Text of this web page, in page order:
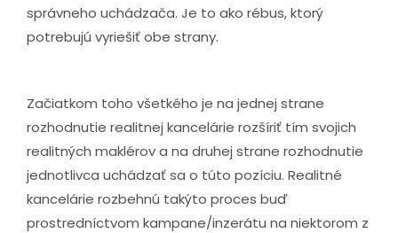
správneho uchádzača. Je to ako rébus, ktorý
potrebujú vyriešiť obe strany.
Začiatkom toho všetkého je na jednej strane
rozhodnutie realitnej kancelárie rozšíriť tím svojich
realitných maklérov a na druhej strane rozhodnutie
jednotlivca uchádzať sa o túto pozíciu. Realitné
kancelárie rozbehnú takýto proces buď
prostredníctvom kampane/inzerátu na niektorom z